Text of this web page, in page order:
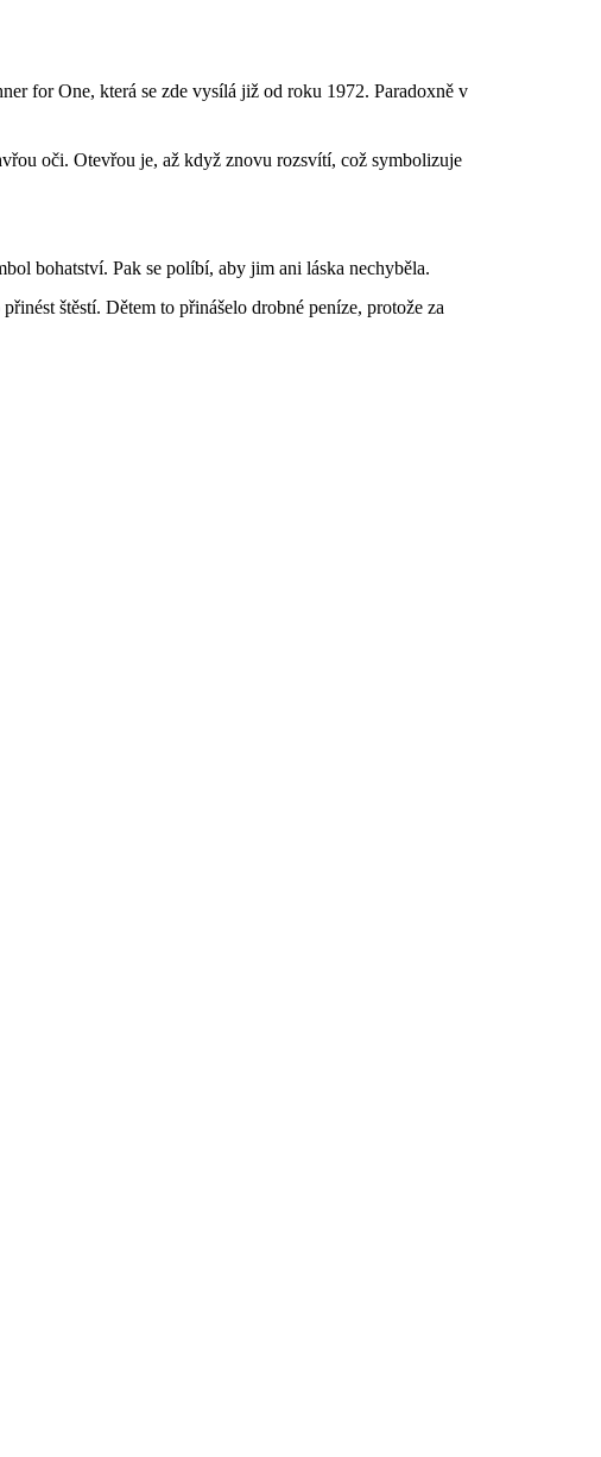
for One, která se zde vysílá již od roku 1972. Paradoxně v
oči. Otevřou je, až když znovu rozsvítí, což symbolizuje
bohatství. Pak se políbí, aby jim ani láska nechyběla.
štěstí. Dětem to přinášelo drobné peníze, protože za